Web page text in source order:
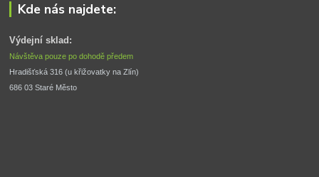
Kde nás najdete:
Výdejní sklad:
Návštěva pouze po dohodě předem
Hradišťská 316 (u křižovatky na Zlín)
686 03 Staré Město